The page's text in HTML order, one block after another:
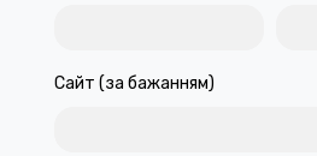
Сайт (за бажанням)